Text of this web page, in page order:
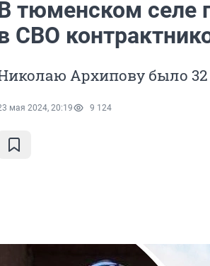
тюменском селе
СВО
Архипову было 32
мая 2024, 20:19 9 124